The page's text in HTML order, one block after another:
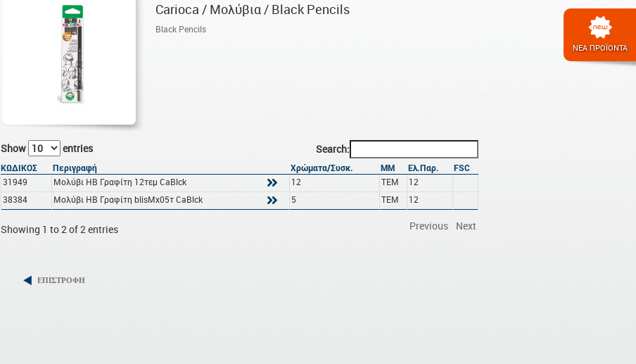
ΝΕΑ ΠΡΟΪΟΝΤΑ
Carioca / Μολύβια / Black Pencils
Black Pencils
Show entries Search:
ΚΩΔΙΚΟΣ Περιγραφή Χρώματα/Συσκ. ΜΜ Ελ.Παρ.
FSC
31949
Μολύβι HB Γραφίτη 12τεμ CaBlck 12 ΤΕΜ
12
38384
Μολύβι HB Γραφίτη blisMx05τ CaBlck 5 ΤΕΜ 12
Showing 1 to 2 of 2 entries Previous Next
ΕΠΙΣΤΡΟΦΗ